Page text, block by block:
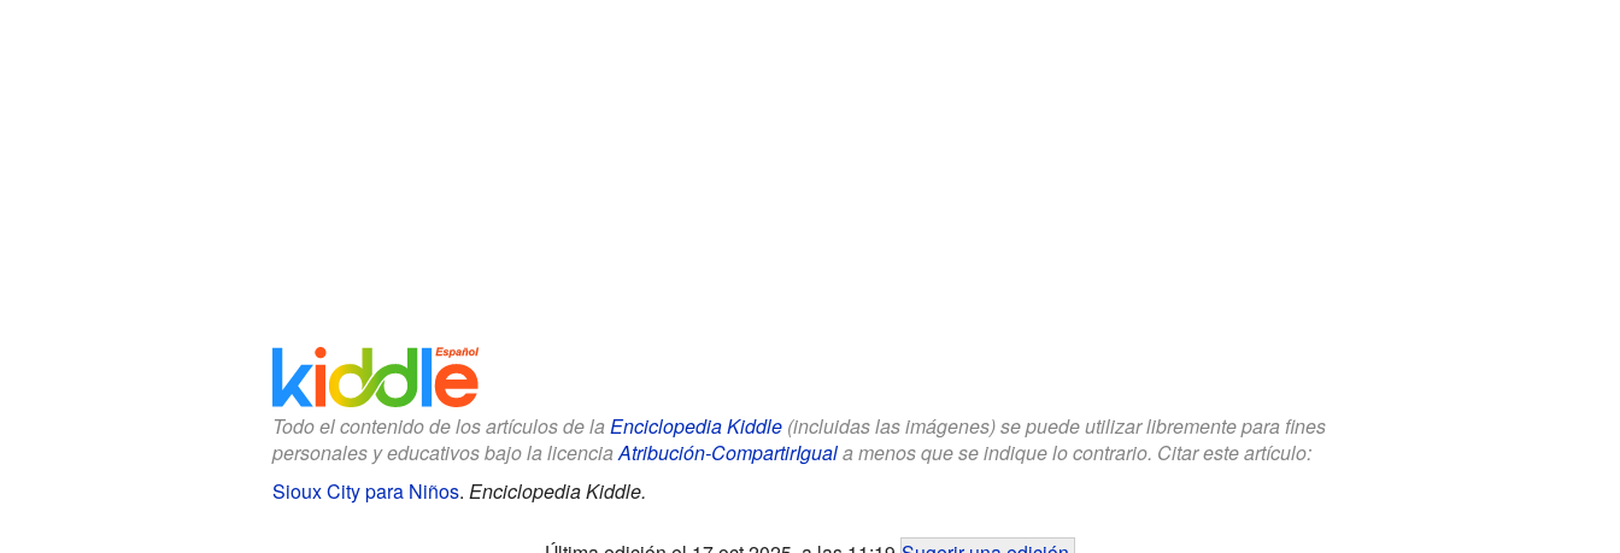
Todo el contenido de los artículos de la Enciclopedia Kiddle(incluidas las imágenes) se puede utilizar libremente para fines
personales y educativos bajo la licenciaAtribución-CompartirIguala menos que se indique lo contrario. Citar este artículo:
Sioux City para Niños. Enciclopedia Kiddle.